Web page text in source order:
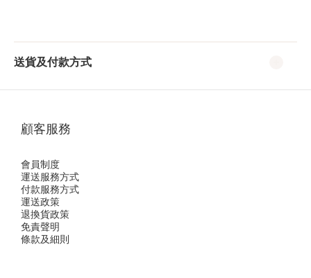
送貨及付款方式
顧客服務
會員制度
運送服務方式
付款服務方式
運送政策
退換貨政策
免責聲明
條款及細則